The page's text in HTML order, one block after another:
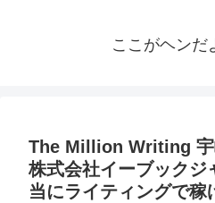
ここがヘンだ
The Million Writing 宇
株式会社イーブックジ
当にライティングで稼